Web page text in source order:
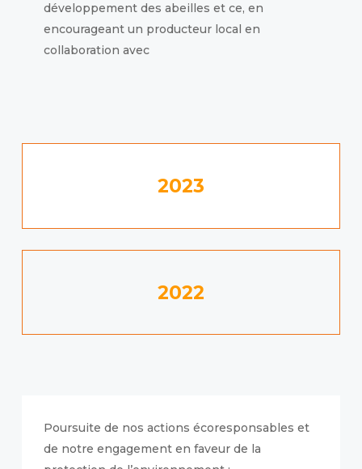
développement des abeilles et ce, en
encourageant un producteur local en
collaboration avec
2023
2022
Poursuite de nos actions écoresponsables et
de notre engagement en faveur de la